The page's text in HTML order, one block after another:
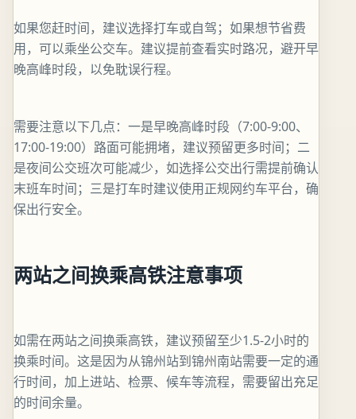
如果您赶时间，建议选择打车或自驾；如果想节省费
用，可以乘坐公交车。建议提前查看实时路况，避开早
晚高峰时段，以免耽误行程。
需要注意以下几点：一是早晚高峰时段（7:00-9:00、
17:00-19:00）路面可能拥堵，建议预留更多时间；二
是夜间公交班次可能减少，如选择公交出行需提前确认
末班车时间；三是打车时建议使用正规网约车平台，确
保出行安全。
两站之间换乘高铁注意事项
如需在两站之间换乘高铁，建议预留至少1.5-2小时的
换乘时间。这是因为从锦州站到锦州南站需要一定的通
行时间，加上进站、检票、候车等流程，需要留出充足
的时间余量。